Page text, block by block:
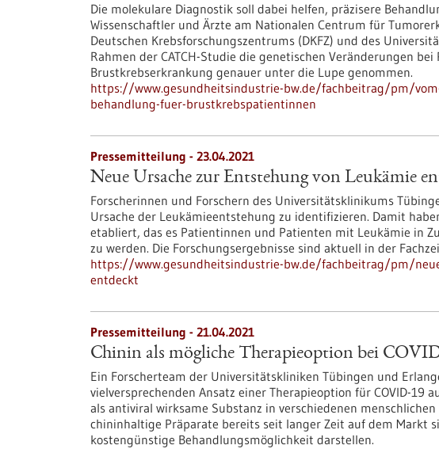
Die molekulare Diagnostik soll dabei helfen, präzisere
Wissenschaftler und Ärzte am Nationalen Centrum für
Deutschen Krebsforschungszentrums (DKFZ) und des
Rahmen der CATCH-Studie die genetischen Veränderungen
Brustkrebserkrankung genauer unter die Lupe genommen.
https://www.gesundheitsindustrie-bw.de/fachbeitrag/pm/
behandlung-fuer-brustkrebspatientinnen
Pressemitteilung - 23.04.2021
Neue Ursache zur Entstehung von Leukämie
Forscherinnen und Forschern des Universitätsklinikums
Ursache der Leukämieentstehung zu identifizieren. Damit
etabliert, das es Patientinnen und Patienten mit Leukämie in
zu werden. Die Forschungsergebnisse sind aktuell in der
https://www.gesundheitsindustrie-bw.de/fachbeitrag/pm/
entdeckt
Pressemitteilung - 21.04.2021
Chinin als mögliche Therapieoption bei
Ein Forscherteam der Universitätskliniken Tübingen und
vielversprechenden Ansatz einer Therapieoption für COVID-19
als antiviral wirksame Substanz in verschiedenen
chininhaltige Präparate bereits seit langer Zeit auf dem Markt
kostengünstige Behandlungsmöglichkeit darstellen.